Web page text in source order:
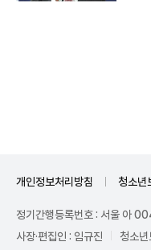
개인정보처리방침 청소년
정기간행등록번호 : 서울 아
사장·편집인 : 임규진
청소